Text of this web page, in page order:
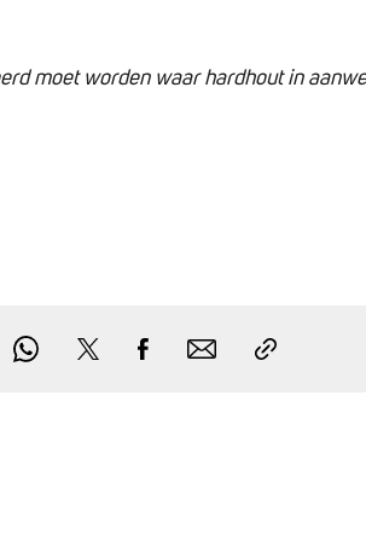
moet worden waar hardhout in